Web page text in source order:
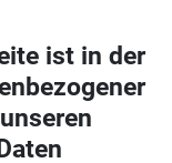
ist in der